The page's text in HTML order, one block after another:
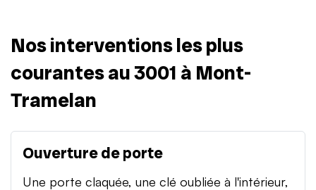
Nos interventions les plus
courantes au 3001 à Mont-
Tramelan
Ouverture de porte
Une porte claquée, une clé oubliée à l'intérieur,